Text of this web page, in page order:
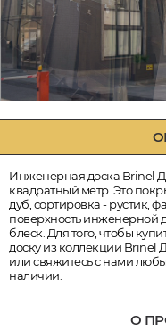
Инженерная доска Brinel
квадратный метр. Это
дуб, сортировка - рустик,
поверхность инженерной
блеск. Для того, чтобы
доску из коллекции Brinel
или свяжитесь с нами
наличии.
О